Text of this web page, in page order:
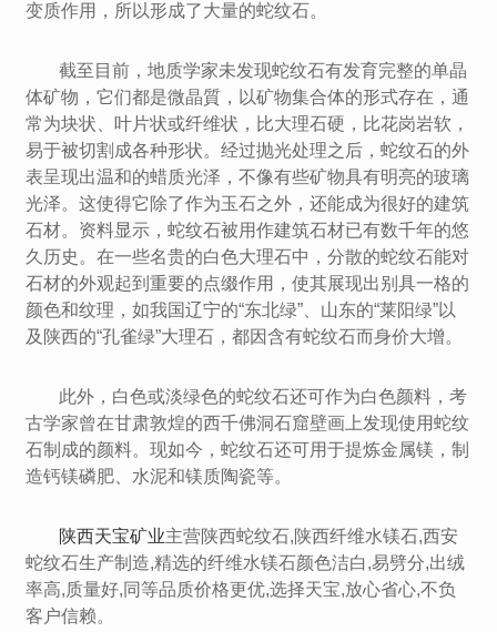
变质作用，所以形成了大量的蛇纹石。
截至目前，地质学家未发现蛇纹石有发育完整的单晶
体矿物，它们都是微晶質，以矿物集合体的形式存在，通
常为块状、叶片状或纤维状，比大理石硬，比花岗岩软，
易于被切割成各种形状。经过抛光处理之后，蛇纹石的外
表呈现出温和的蜡质光泽，不像有些矿物具有明亮的玻璃
光泽。这使得它除了作为玉石之外，还能成为很好的建筑
石材。资料显示，蛇纹石被用作建筑石材已有数千年的悠
久历史。在一些名贵的白色大理石中，分散的蛇纹石能对
石材的外观起到重要的点缀作用，使其展现出别具一格的
颜色和纹理，如我国辽宁的“东北绿”、山东的“莱阳绿”以
及陕西的“孔雀绿”大理石，都因含有蛇纹石而身价大增。
此外，白色或淡绿色的蛇纹石还可作为白色颜料，考
古学家曾在甘肃敦煌的西千佛洞石窟壁画上发现使用蛇纹
石制成的颜料。现如今，蛇纹石还可用于提炼金属镁，制
造钙镁磷肥、水泥和镁质陶瓷等。
陕西天宝矿业主营陕西蛇纹石,陕西纤维水镁石,西安
蛇纹石生产制造,精选的纤维水镁石颜色洁白,易劈分,出绒
率高,质量好,同等品质价格更优,选择天宝,放心省心,不负
客户信赖。